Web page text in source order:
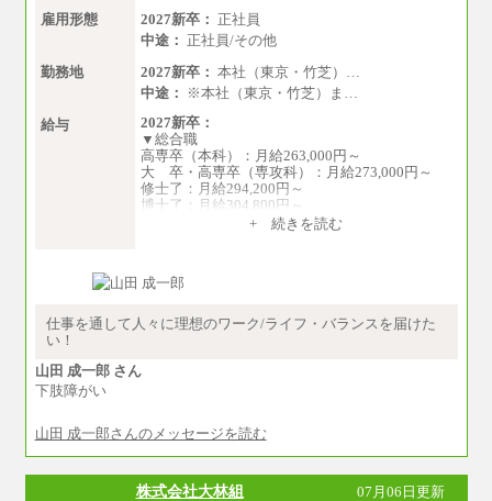
雇用形態
2027新卒： 正社員
中途： 正社員/その他
勤務地
2027新卒： 本社（東京・竹芝）…
中途：
※本社（東京・竹芝）ま…
給与
2027新卒：
▼総合職
高専卒（本科）：月給263,000円～
大 卒・高専卒（専攻科）：月給273,000円～
修士了：月給294,200円～
博士了：月給304,800円～
ず個別設定することがあります
▼アソシエイト職
全職種2025年度実績
中途：
※経験、能力を考慮の上、当社規定により
+ 続きを読む
仕事を通して人々に理想のワーク/ライフ・バランスを届けた
い！
山田 成一郎 さん
下肢障がい
山田 成一郎さんのメッセージを読む
株式会社大林組 07月06日更新